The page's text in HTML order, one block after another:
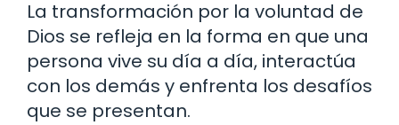
La transformación por la voluntad de
Dios se refleja en la forma en que una
persona vive su día a día, interactúa
con los demás y enfrenta los desafíos
que se presentan.